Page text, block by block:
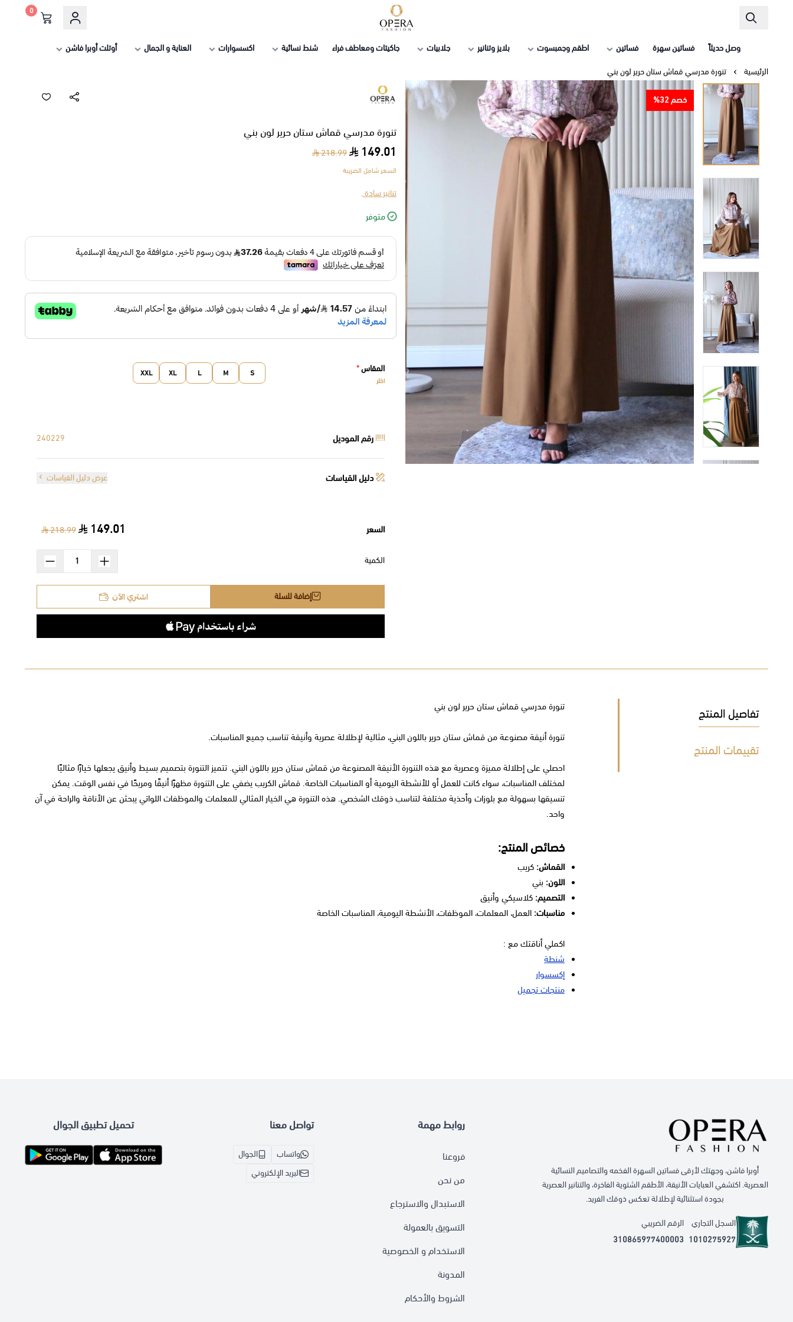
أوبرا فاشن
0
وصل حديثاً فساتين سهرة فساتين اطقم وجمبسوت بلايز وتنانير جلابيات جاكيتات ومعاطف فراء شنط نسائية اكسسوارات العناية و الجمال
أوتلت أوبرا فاشن
الرئيسية
تنورة مدرسي قماش ستان حرير لون بني
خصم 32%
تنورة مدرسي قماش ستان حرير لون بني
149.01
218.99
السعر شامل الضريبة
تنانير سادة ,
متوفر
المقاس*
اختر
S
M
L
XL
XXL
رقم الموديل 240229
دليل القياسات عرض دليل القياسات
السعر 149.01
218.99
الكمية
إضافة للسلة اشتري الآن
تفاصيل المنتج
تقييمات المنتج
تنورة مدرسي قماش ستان حرير لون بني
تنورة أنيقة مصنوعة من قماش ستان حرير باللون البني، مثالية لإطلالة عصرية وأنيقة تناسب جميع المناسبات.
احصلي على إطلالة مميزة وعصرية مع هذه التنورة الأنيقة المصنوعة من قماش ستان حرير باللون البني. تتميز التنورة بتصميم بسيط وأنيق يجعلها خيارًا مثاليًا
لمختلف المناسبات، سواء كانت للعمل أو للأنشطة اليومية أو المناسبات الخاصة. قماش الكريب يضفي على التنورة مظهرًا أنيقًا ومريحًا في نفس الوقت. يمكن
تنسيقها بسهولة مع بلوزات وأحذية مختلفة لتناسب ذوقك الشخصي. هذه التنورة هي الخيار المثالي للمعلمات والموظفات اللواتي يبحثن عن الأناقة والراحة في آن
واحد.
خصائص المنتج:
القماش: كريب
اللون: بني
التصميم: كلاسيكي وأنيق
مناسبات: العمل، المعلمات، الموظفات، الأنشطة اليومية، المناسبات الخاصة
اكملي أناقتك مع :
شنطة
إكسسوار
منتجات تجميل
أوبرا فاشن، وجهتك لأرقى فساتين السهرة الفخمه والتصاميم النسائية
العصرية. اكتشفي العبايات الأنيقة، الأطقم الشتوية الفاخرة، والتنانير العصرية
بجودة استثنائية لإطلالة تعكس ذوقك الفريد.
السجل التجاري
1010275927
الرقم الضريبي
310865977400003
روابط مهمة
فروعنا
من نحن
الاستبدال والاسترجاع
التسويق بالعمولة
الاستخدام و الخصوصية
المدونة
الشروط والأحكام
تواصل معنا
واتساب
الجوال
البريد الإلكتروني
تحميل تطبيق الجوال